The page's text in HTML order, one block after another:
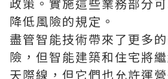
降低風險的規定。
盡管智能技術帶來了更多
險，但智能建築和住宅將
天際線，但它們也允許運